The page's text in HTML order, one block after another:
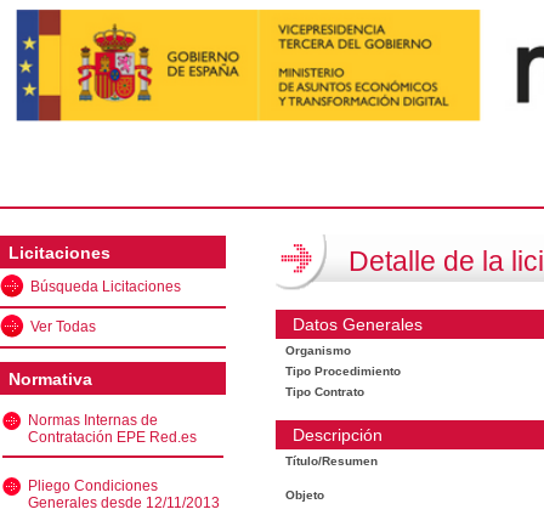
Licitaciones
Búsqueda Licitaciones
Ver Todas
Normativa
Normas Internas de
Contratación EPE Red.es
Pliego Condiciones
Generales desde 12/11/2013
Detalle de la
Datos Generales
Organismo
Tipo Procedimiento
Tipo Contrato
Descripción
Título/Resumen
Objeto